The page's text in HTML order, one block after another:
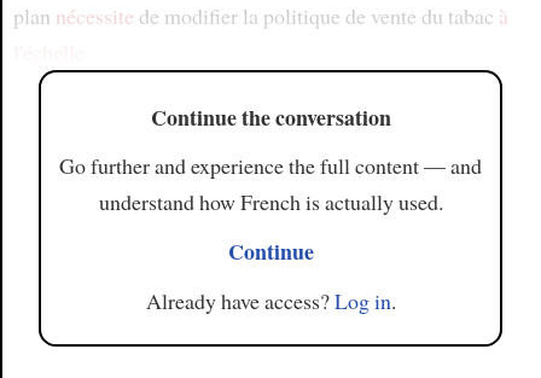
plan nécessite de modifier la politique de vente du tabac à
Continue the conversation
Go further and experience the full content — and
understand how French is actually used.
Continue
Already have access?Log in.